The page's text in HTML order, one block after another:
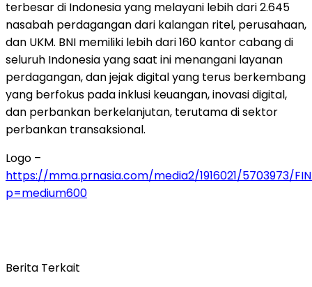
terbesar di Indonesia yang melayani lebih dari 2.645
nasabah perdagangan dari kalangan ritel, perusahaan,
dan UKM. BNI memiliki lebih dari 160 kantor cabang di
seluruh Indonesia yang saat ini menangani layanan
perdagangan, dan jejak digital yang terus berkembang
yang berfokus pada inklusi keuangan, inovasi digital,
dan perbankan berkelanjutan, terutama di sektor
perbankan transaksional.
Logo –
https://mma.prnasia.com/media2/1916021/5703973/
p=medium600
Berita Terkait